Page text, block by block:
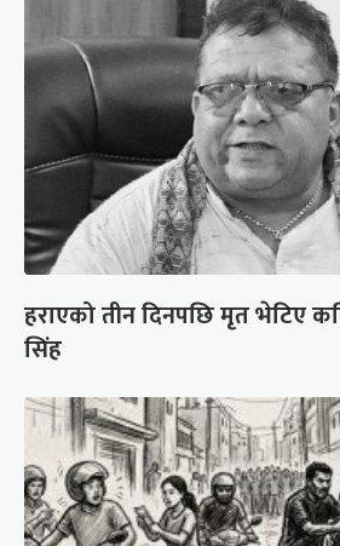
हराएको तीन दिनपछि मृत भेटिए
सिंह